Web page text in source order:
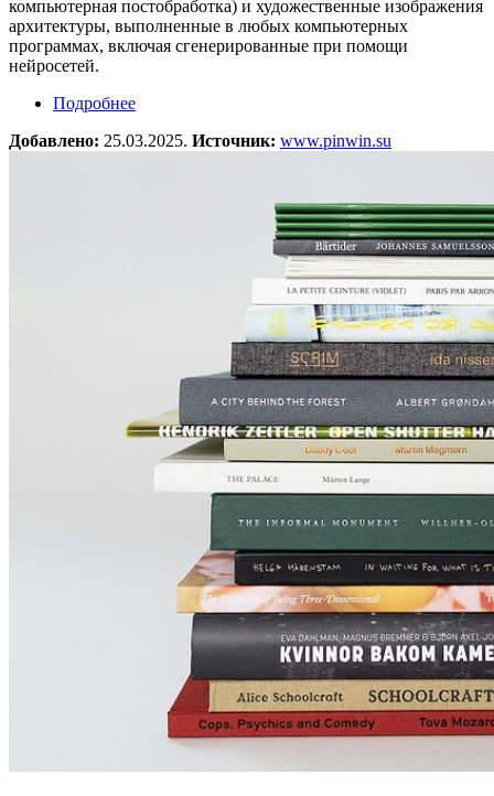
компьютерная постобработка) и художественные изображения
архитектуры, выполненные в любых компьютерных
программах, включая сгенерированные при помощи
нейросетей.
Подробнее
Добавлено: 25.03.2025. Источник: www.pinwin.su